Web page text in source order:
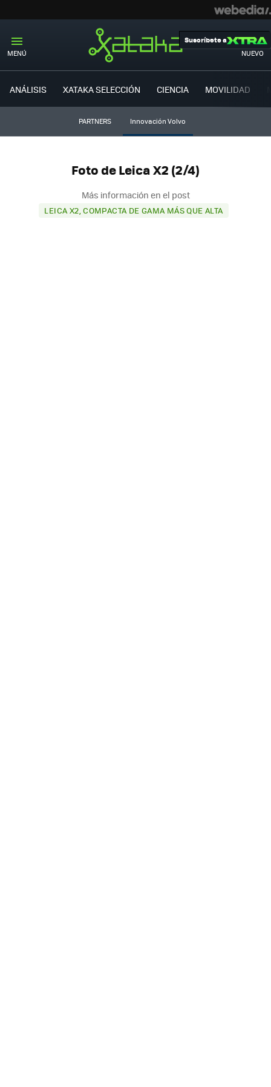
MENÚ NUEVO
Suscríbete a
ANÁLISIS XATAKA SELECCIÓN CIENCIA MOVILIDAD
PARTNERS Innovación Volvo
Foto de Leica X2 (2/4)
Más información en el post
LEICA X2, COMPACTA DE GAMA MÁS QUE ALTA